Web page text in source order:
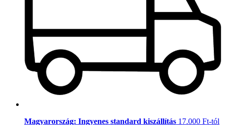
Magyarország: Ingyenes standard kiszállítás 17.000 Ft-tól